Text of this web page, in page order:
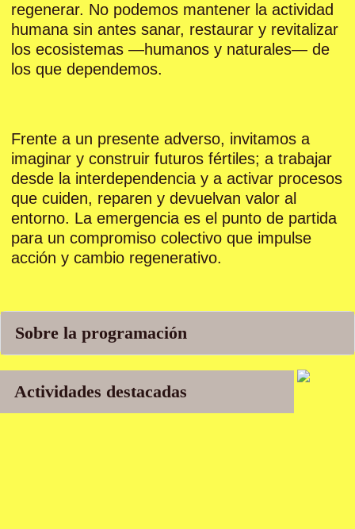
regenerar. No podemos mantener la actividad
humana sin antes sanar, restaurar y revitalizar
los ecosistemas —humanos y naturales— de
los que dependemos.
Frente a un presente adverso, invitamos a
imaginar y construir futuros fértiles; a trabajar
desde la interdependencia y a activar procesos
que cuiden, reparen y devuelvan valor al
entorno. La emergencia es el punto de partida
para un compromiso colectivo que impulse
acción y cambio regenerativo.
Sobre la programación
Actividades destacadas